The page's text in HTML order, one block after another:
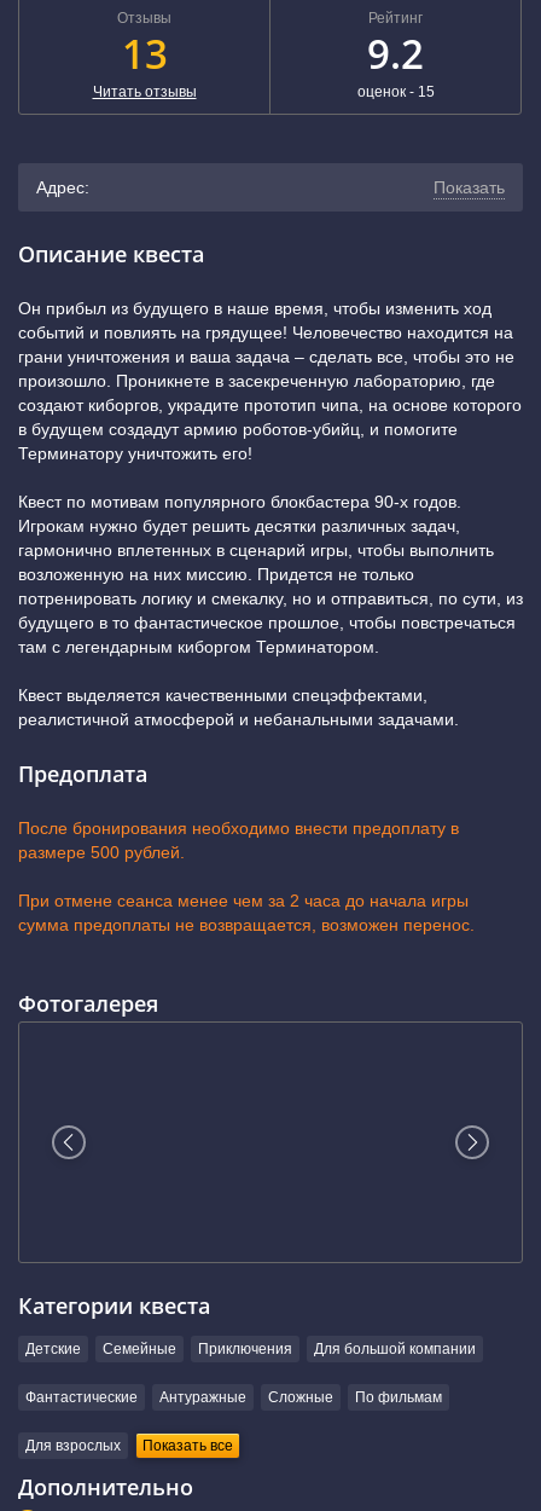
Отзывы
13
Читать отзывы
Рейтинг
9.2
оценок - 15
Адрес: Показать
+7 (831) 260-15-08
Горьковская
Описание квеста
Он прибыл из будущего в наше время, чтобы изменить ход
событий и повлиять на грядущее! Человечество находится на
грани уничтожения и ваша задача – сделать все, чтобы это не
произошло. Проникнете в засекреченную лабораторию, где
создают киборгов, украдите прототип чипа, на основе которого
в будущем создадут армию роботов-убийц, и помогите
Терминатору уничтожить его!
Квест по мотивам популярного блокбастера 90-х годов.
Игрокам нужно будет решить десятки различных задач,
гармонично вплетенных в сценарий игры, чтобы выполнить
возложенную на них миссию. Придется не только
потренировать логику и смекалку, но и отправиться, по сути, из
будущего в то фантастическое прошлое, чтобы повстречаться
там с легендарным киборгом Терминатором.
Квест выделяется качественными спецэффектами,
реалистичной атмосферой и небанальными задачами.
Предоплата
После бронирования необходимо внести предоплату в
размере 500 рублей.
При отмене сеанса менее чем за 2 часа до начала игры
сумма предоплаты не возвращается, возможен перенос.
Фотогалерея
Категории квеста
Детские Семейные Приключения Для большой компании
Фантастические Антуражные Сложные По фильмам
Для взрослых Показать все
Дополнительно